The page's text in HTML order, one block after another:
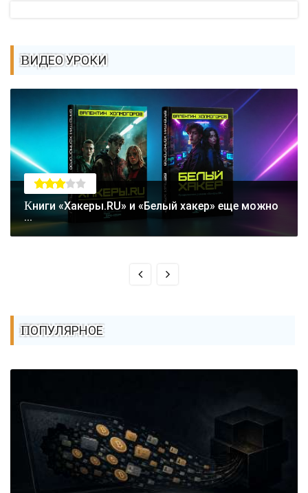
ВИДЕО УРОКИ
Книги «Хакеры.RU» и «Белый хакер» еще можно
...
ПОПУЛЯРНОЕ